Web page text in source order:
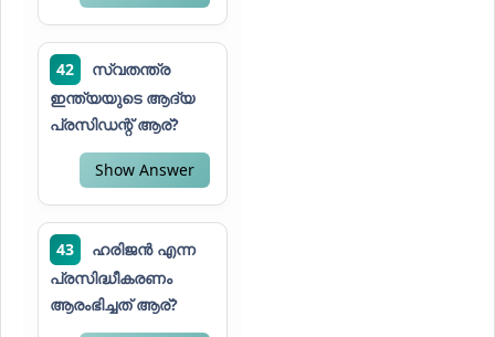
42
സ്വതന്ത്ര
ഇന്ത്യയുടെ ആദ്യ
പ്രസിഡന്റ് ആര്?
Show Answer
43
ഹരിജൻ എന്ന
പ്രസിദ്ധീകരണം
ആരംഭിച്ചത് ആര്?